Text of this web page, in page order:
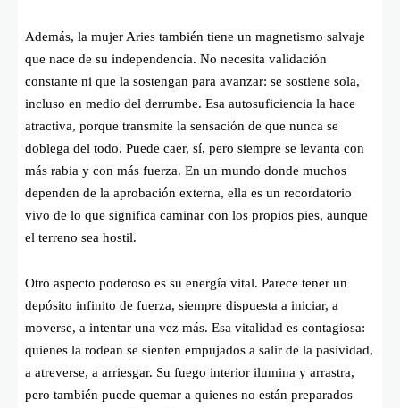
Además, la mujer Aries también tiene un magnetismo salvaje
que nace de su independencia. No necesita validación
constante ni que la sostengan para avanzar: se sostiene sola,
incluso en medio del derrumbe. Esa autosuficiencia la hace
atractiva, porque transmite la sensación de que nunca se
doblega del todo. Puede caer, sí, pero siempre se levanta con
más rabia y con más fuerza. En un mundo donde muchos
dependen de la aprobación externa, ella es un recordatorio
vivo de lo que significa caminar con los propios pies, aunque
el terreno sea hostil.
Otro aspecto poderoso es su energía vital. Parece tener un
depósito infinito de fuerza, siempre dispuesta a iniciar, a
moverse, a intentar una vez más. Esa vitalidad es contagiosa:
quienes la rodean se sienten empujados a salir de la pasividad,
a atreverse, a arriesgar. Su fuego interior ilumina y arrastra,
pero también puede quemar a quienes no están preparados